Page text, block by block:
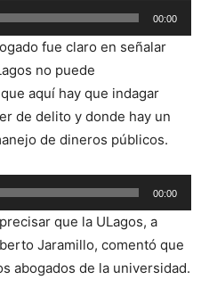
00:00
fue claro en señalar
no puede
aquí hay que indagar
de delito y donde hay un
de dineros públicos.
00:00
que la ULagos, a
Jaramillo, comentó que
abogados de la universidad.